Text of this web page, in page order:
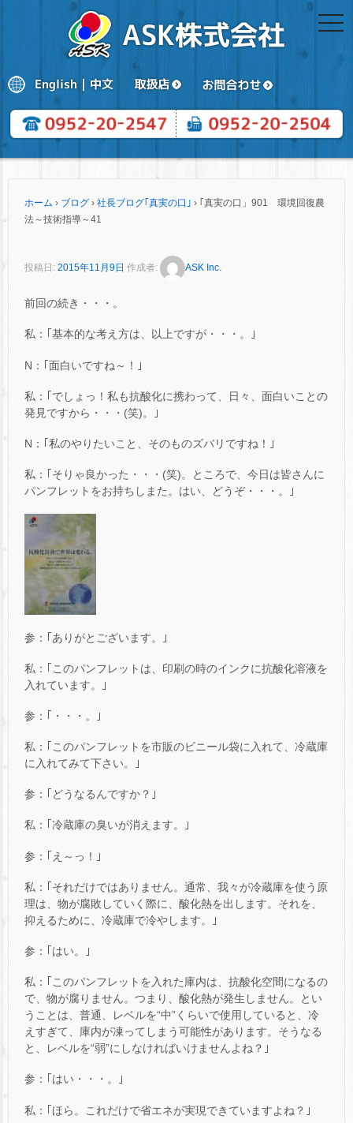
ホーム › ブログ › 社長ブログ｢真実の口｣ › ｢真実の口」901 環境回復農
法～技術指導～41
投稿日: 2015年11月9日 作成者: ASK Inc.
前回の続き・・・。
私：｢基本的な考え方は、以上ですが・・・。｣
N：｢面白いですね～！｣
私：｢でしょっ！私も抗酸化に携わって、日々、面白いことの
発見ですから・・・(笑)。｣
N：｢私のやりたいこと、そのものズバリですね！｣
私：｢そりゃ良かった・・・(笑)。ところで、今日は皆さんに
パンフレットをお持ちしまた。はい、どうぞ・・・。｣
参：｢ありがとございます。｣
私：｢このパンフレットは、印刷の時のインクに抗酸化溶液を
入れています。｣
参：｢・・・。｣
私：｢このパンフレットを市販のビニール袋に入れて、冷蔵庫
に入れてみて下さい。｣
参：｢どうなるんですか？｣
私：｢冷蔵庫の臭いが消えます。｣
参：｢え～っ！｣
私：｢それだけではありません。通常、我々が冷蔵庫を使う原
理は、物が腐敗していく際に、酸化熱を出します。それを、
抑えるために、冷蔵庫で冷やします。｣
参：｢はい。｣
私：｢このパンフレットを入れた庫内は、抗酸化空間になるの
で、物が腐りません。つまり、酸化熱が発生しません。とい
うことは、普通、レベルを“中”くらいで使用していると、冷
えすぎて、庫内が凍ってしまう可能性があります。そうなる
と、レベルを“弱”にしなければいけませんよね？｣
参：｢はい・・・。｣
私：｢ほら。これだけで省エネが実現できていますよね？｣